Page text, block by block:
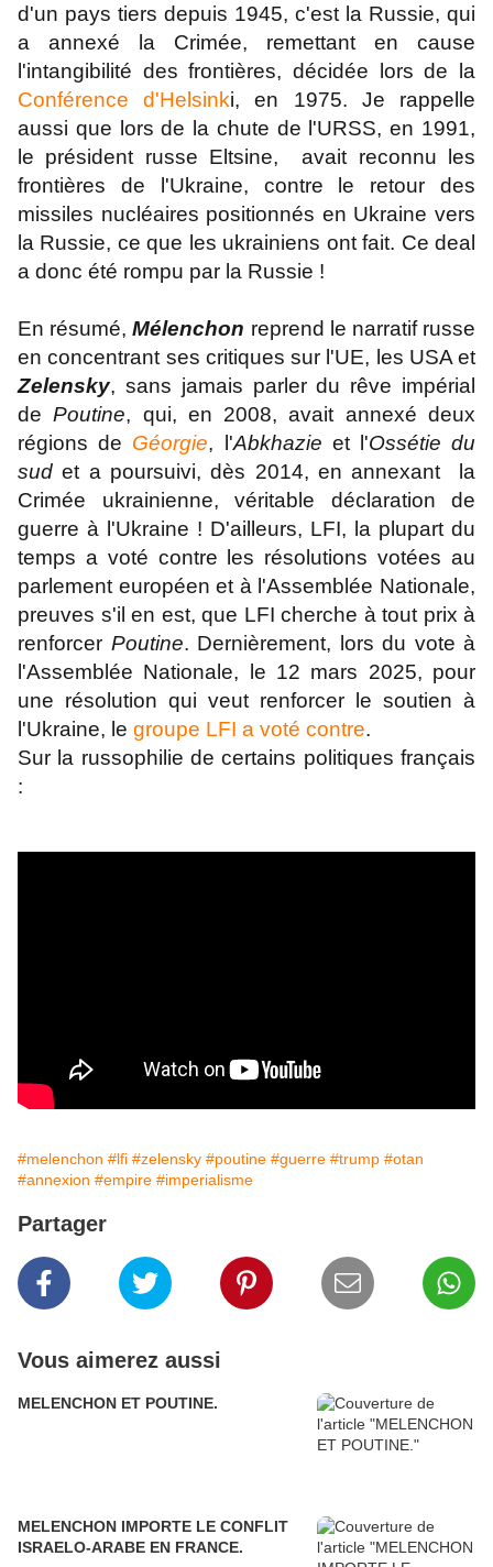
d'un pays tiers depuis 1945, c'est la Russie, qui
a annexé la Crimée, remettant en cause
l'intangibilité des frontières, décidée lors de la
Conférence d'Helsinki, en 1975. Je rappelle
aussi que lors de la chute de l'URSS, en 1991,
le président russe Eltsine, avait reconnu les
frontières de l'Ukraine, contre le retour des
missiles nucléaires positionnés en Ukraine vers
la Russie, ce que les ukrainiens ont fait. Ce deal
a donc été rompu par la Russie !
En résumé,Mélenchon reprend le narratif russe
en concentrant ses critiques sur l'UE, les USA et
Zelensky, sans jamais parler du rêve impérial
dePoutine, qui, en 2008, avait annexé deux
régions de Géorgie, l'Abkhazie et l'Ossétie du
sudet a poursuivi, dès 2014, en annexant la
Crimée ukrainienne, véritable déclaration de
guerre à l'Ukraine ! D'ailleurs, LFI, la plupart du
temps a voté contre les résolutions votées au
parlement européen et à l'Assemblée Nationale,
preuves s'il en est, que LFI cherche à tout prix à
renforcer Poutine. Dernièrement, lors du vote à
l'Assemblée Nationale, le 12 mars 2025, pour
une résolution qui veut renforcer le soutien à
l'Ukraine, le groupe LFI a voté contre.
Sur la russophilie de certains politiques français
:
#melenchon #lfi #zelensky #poutine #guerre #trump #otan
#annexion #empire #imperialisme
Partager
Vous aimerez aussi
MELENCHON ET POUTINE.
MELENCHON IMPORTE LE CONFLIT
ISRAELO-ARABE EN FRANCE.